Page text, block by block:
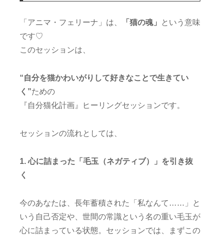
「アニマ・フェリーナ」は、 「猫の魂」
という意味
です♡
このセッションは、
“自分を猫かわいがりして好きなことで生きてい
く”ための
『自分猫化計画』ヒーリングセッションです。
セッションの流れとしては、
1. 心に詰まった「毛玉（ネガティブ）」を引き抜
く
今のあなたは、長年蓄積された「私なんて……」と
いう自己否定や、世間の常識という名の重い毛玉が
心に詰まっている状態。セッションでは、まずこの